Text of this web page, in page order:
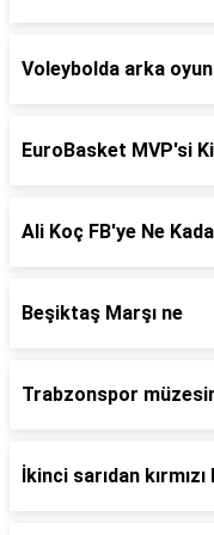
Voleybolda arka
EuroBasket MVP'si
Ali Koç FB'ye Ne
Beşiktaş Marşı ne
Trabzonspor
İkinci sarıdan